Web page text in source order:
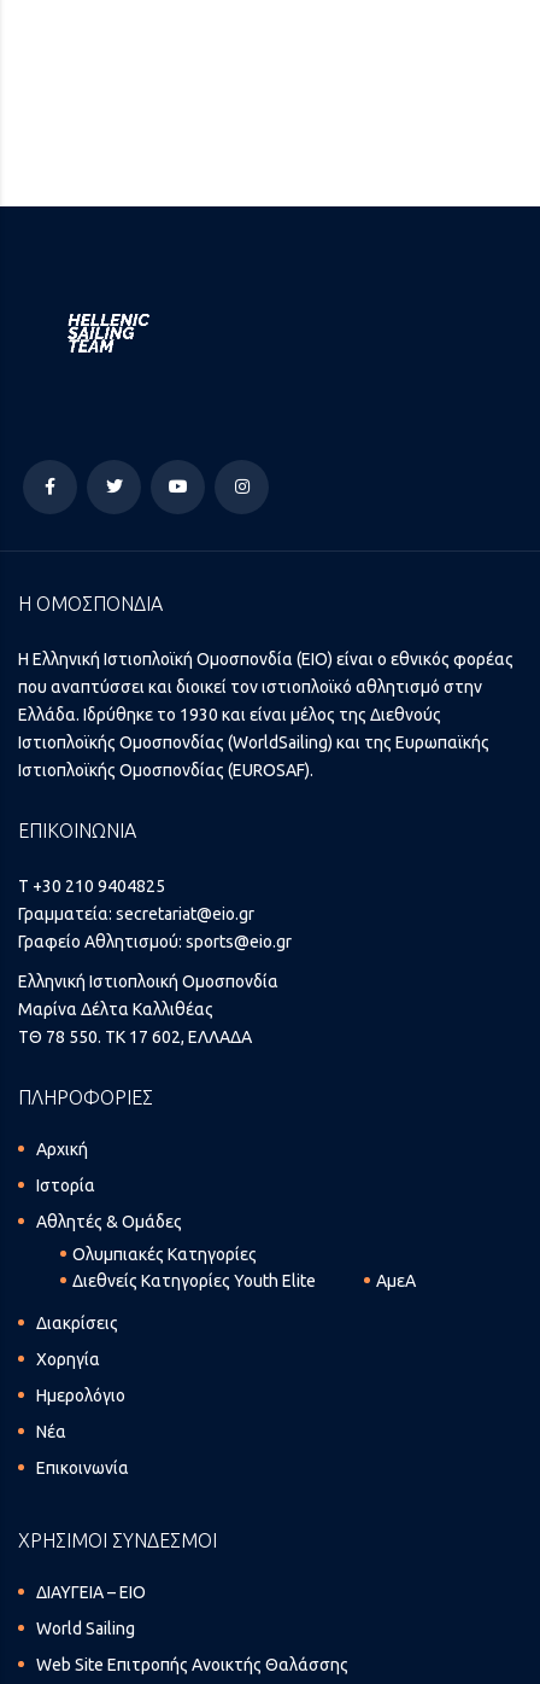
Η ΟΜΟΣΠΟΝΔΙΑ
Η Ελληνική Ιστιοπλοϊκή Ομοσπονδία (ΕΙΟ) είναι ο εθνικός φορέας
που αναπτύσσει και διοικεί τον ιστιοπλοϊκό αθλητισμό στην
Ελλάδα. Ιδρύθηκε το 1930 και είναι μέλος της Διεθνούς
Ιστιοπλοϊκής Ομοσπονδίας (WorldSailing) και της Ευρωπαϊκής
Ιστιοπλοϊκής Ομοσπονδίας (EUROSAF).
ΕΠΙΚΟΙΝΩΝΙΑ
T +30 210 9404825
Γραμματεία: secretariat@eio.gr
Γραφείο Αθλητισμού: sports@eio.gr
Ελληνική Ιστιοπλοική Ομοσπονδία
Μαρίνα Δέλτα Καλλιθέας
ΤΘ 78 550. ΤΚ 17 602, ΕΛΛΑΔΑ
ΠΛΗΡΟΦΟΡΙΕΣ
Αρχική
Ιστορία
Αθλητές & Ομάδες
Ολυμπιακές Κατηγορίες
Διεθνείς Κατηγορίες Youth Elite
ΑμεΑ
Διακρίσεις
Χορηγία
Ημερολόγιο
Νέα
Επικοινωνία
ΧΡΗΣΙΜΟΙ ΣΥΝΔΕΣΜΟΙ
ΔΙΑΥΓΕΙΑ – ΕΙΟ
World Sailing
Web Site Επιτροπής Ανοικτής Θαλάσσης